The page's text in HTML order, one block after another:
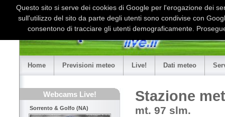
Home Previsioni meteo Live! Dati meteo
Webcams Live!
Sorrento & Golfo (NA)
Stazione
mt. 97 slm.
Questo sito si serve dei cookies di Google per l'erogazione dei
sull'utilizzo del sito da parte degli utenti sono condivise con
consentono di tracciare gli utenti demograficamente.